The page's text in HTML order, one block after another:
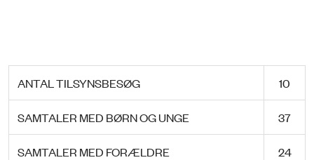
ANTAL TILSYNSBESØG 10
SAMTALER MED BØRN OG UNGE 37
SAMTALER MED FORÆLDRE 24